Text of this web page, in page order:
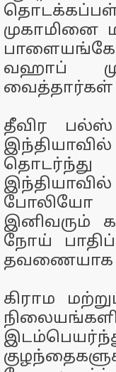
முகாமினை
வஹாப்
வைத்தார்கள்
தீவிர பல்ஸ்
போலியோ
இனிவரும்
நோய்
தவணையாக
கிராம